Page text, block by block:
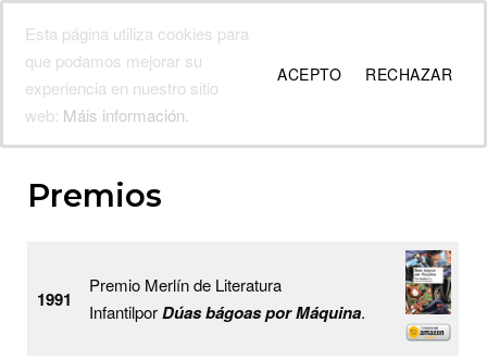
content
Fina Casalderrey
Web oficial da escritora galega
Premios
1991
Premio Merlín de Literatura
InfantilporDúas bágoas por Máquina.
Esta página utiliza cookies para
que podamos mejorar su
experiencia en nuestro sitio
web: Máis información.
ACEPTO RECHAZAR